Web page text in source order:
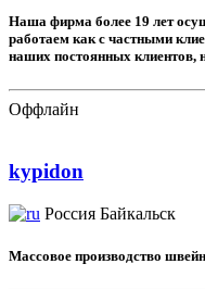
Наша фирма более 19 лет
работаем как с частными
наших постоянных клиентов,
Оффлайн
kypidon
Россия Байкальск
Массовое производство